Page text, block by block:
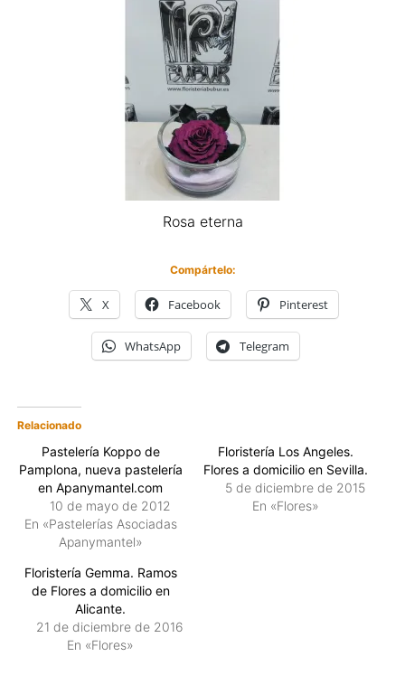
Rosa eterna
Compártelo:
X Facebook Pinterest
WhatsApp Telegram
Relacionado
Pastelería Koppo de
Pamplona, nueva pastelería
en Apanymantel.com
10 de mayo de 2012
En «Pastelerías Asociadas
Apanymantel»
Floristería Los Angeles.
Flores a domicilio en Sevilla.
5 de diciembre de 2015
En «Flores»
Floristería Gemma. Ramos
de Flores a domicilio en
Alicante.
21 de diciembre de 2016
En «Flores»